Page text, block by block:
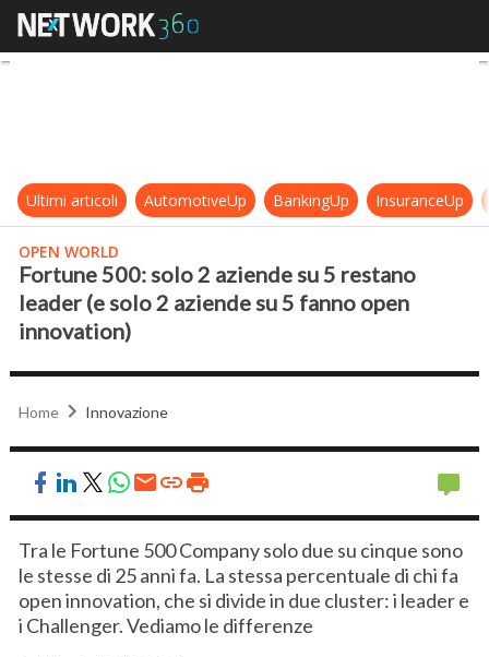
Fortune 500: solo 2 aziende su 5
Ultimi articoli AutomotiveUp BankingUp InsuranceUp
OPEN WORLD
Fortune 500: solo 2 aziende su 5 restano
leader (e solo 2 aziende su 5 fanno open
innovation)
Home Innovazione
Tra le Fortune 500 Company solo due su cinque sono
le stesse di 25 anni fa. La stessa percentuale di chi fa
open innovation, che si divide in due cluster: i leader e
i Challenger. Vediamo le differenze